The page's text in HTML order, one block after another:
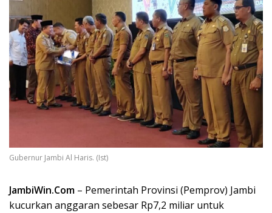
Gubernur Jambi Al Haris. (Ist)
JambiWin.Com – Pemerintah Provinsi (Pemprov) Jambi
kucurkan anggaran sebesar Rp7,2 miliar untuk